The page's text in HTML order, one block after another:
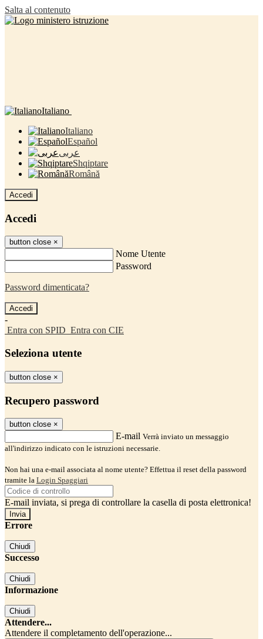
Salta al contenuto
Italiano
Italiano
Español
عربى
Shqiptare
Română
Accedi
Accedi
button close ×
Nome Utente
Password
Password dimenticata?
-
Entra con SPID Entra con CIE
Seleziona utente
button close ×
Recupero password
button close ×
E-mail Verrà inviato un messaggio
all'indirizzo indicato con le istruzioni necessarie.
Non hai una e-mail associata al nome utente? Effettua il reset della password
tramite la Login Spaggiari
E-mail inviata, si prega di controllare la casella di posta elettronica!
Errore
Chiudi
Successo
Chiudi
Informazione
Chiudi
Attendere...
Attendere il completamento dell'operazione...